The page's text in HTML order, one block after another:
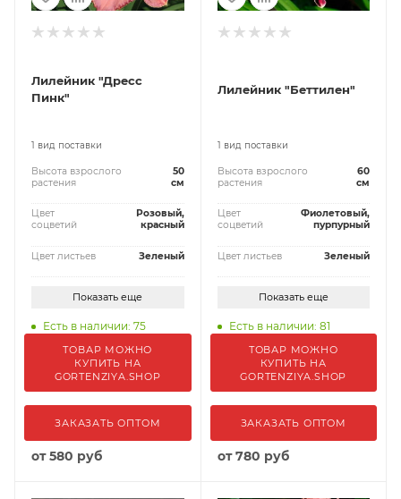
Лилейник "Дресс
Пинк"
1 вид поставки
Высота взрослого
растения
50
см
Цвет
соцветий
Розовый,
красный
Цвет листьев Зеленый
Показать еще
Есть в наличии: 75
ТОВАР МОЖНО
КУПИТЬ НА
GORTENZIYA.SHOP
ЗАКАЗАТЬ ОПТОМ
от580 руб
Лилейник "Беттилен"
1 вид поставки
Высота взрослого
растения
60
см
Цвет
соцветий
Фиолетовый,
пурпурный
Цвет листьев Зеленый
Показать еще
Есть в наличии: 81
ТОВАР МОЖНО
КУПИТЬ НА
GORTENZIYA.SHOP
ЗАКАЗАТЬ ОПТОМ
от780 руб